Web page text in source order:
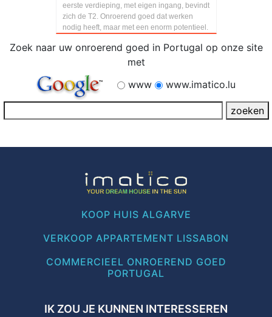
eerste verdieping, met eigen ingang, bevindt
zich de T2. Onroerend goed dat werken
nodig heeft, maar met een enorm potentieel.
Zoek naar uw onroerend goed in Portugal op onze site
met
www
www.imatico.lu
KOOP HUIS ALGARVE
VERKOOP APPARTEMENT LISSABON
COMMERCIEEL ONROEREND GOED
PORTUGAL
IK ZOU JE KUNNEN INTERESSEREN